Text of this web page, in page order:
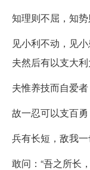
知理则不屈，知势
见小利不动，见
夫然后有以支大利
夫惟养技而自爱者
故一忍可以支百勇
兵有长短，敌我一
敢问：“吾之所长